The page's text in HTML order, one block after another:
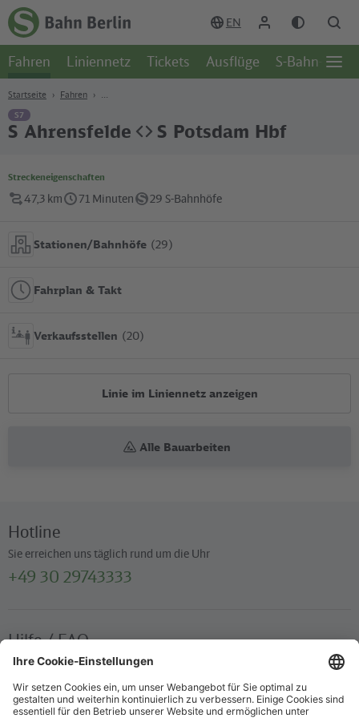
Zum Hauptinhalt
Zur Suche
Zur Hauptnavigation
Zur Fußzeile
Zur
Startseite
S-
Bahn
Berlin
EN
Fahren Liniennetz Tickets Ausflüge S-Bahn-Welt
Startseite Fahren
S7
S Ahrensfelde S Potsdam Hbf
Streckeneigenschaften
47,3 km 71 Minuten 29 S-Bahnhöfe
Stationen/Bahnhöfe (29)
Fahrplan & Takt
Verkaufsstellen (20)
Linie im Liniennetz anzeigen
Alle Bauarbeiten
Hotline
Sie erreichen uns täglich rund um die Uhr
+49 30 29743333
Hilfe / FAQ
Die wichtigsten Antworten und Hilfestellungen für unterwegs